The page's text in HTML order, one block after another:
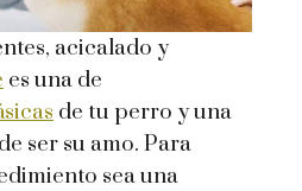
acicalado y
es una de
de tu perro y una
ser su amo. Para
sea una